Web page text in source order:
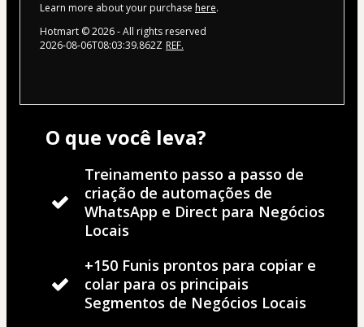
Learn more about your purchase here.
Hotmart ©2026- All rights reserved
2026-08-06T08:03:39.862Z REF.
O que você leva?
Treinamento passo a passo de
criação de automações de
WhatsApp e Direct para Negócios
Locais
+150 Funis prontos para copiar e
colar para os principais
Segmentos de Negócios Locais